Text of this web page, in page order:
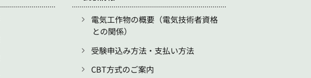
電気工作物の概要（電気技術者資格
との関係）
受験申込み方法・支払い方法
CBT方式のご案内